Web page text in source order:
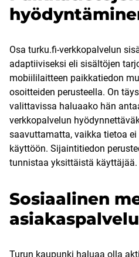
Osa turku.fi-verkkopalvelun
adaptiiviseksi eli sisältöjen
mobiililaitteen paikkatiedon
osoitteiden perusteella. On
valittavissa haluaako hän
verkkopalvelun
saavuttamatta, vaikka tietoa
käyttöön. Sijaintitiedon
tunnistaa yksittäistä käyttäjää.
Sosiaalinen
asiakaspalvelu
Turun kaupunki haluaa olla